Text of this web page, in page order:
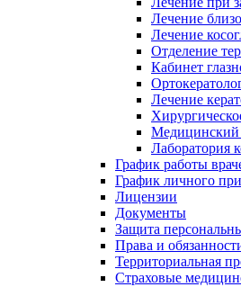
Лечение
Лечение
Отделение
Кабинет
Лечение
Медицинский
Лаборатория
График работы
График личного
Лицензии
Документы
Защита
Права и
Территориальная
Страховые